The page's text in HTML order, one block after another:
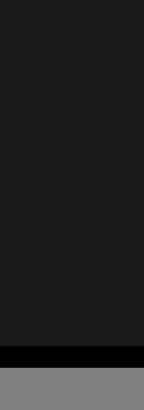
ventana)
ventana)